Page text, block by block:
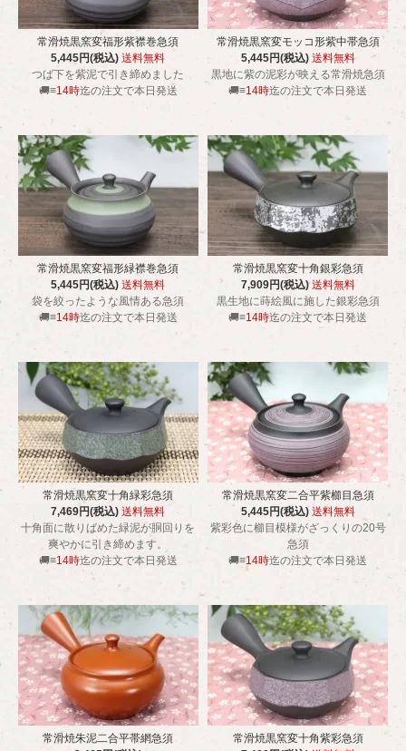
常滑焼黒窯変福形紫襟巻急須
5,445円(税込)送料無料
つば下を紫泥で引き締めました
🚚≡14時迄の注文で本日発送
常滑焼黒窯変モッコ形紫中帯急須
5,445円(税込) 送料無料
黒地に紫の泥彩が映える常滑焼急須
🚚≡14時迄の注文で本日発送
常滑焼黒窯変福形緑襟巻急須
5,445円(税込)送料無料
袋を絞ったような風情ある急須
🚚≡14時迄の注文で本日発送
常滑焼黒窯変十角銀彩急須
7,909円(税込)送料無料
黒生地に蒔絵風に施した銀彩急須
🚚≡14時迄の注文で本日発送
常滑焼黒窯変十角緑彩急須
7,469円(税込)送料無料
十角面に散りばめた緑泥が胴回りを
爽やかに引き締めます。
🚚≡14時迄の注文で本日発送
常滑焼黒窯変二合平紫櫛目急須
5,445円(税込) 送料無料
紫彩色に櫛目模様がざっくりの20号
急須
🚚≡14時迄の注文で本日発送
常滑焼朱泥二合平帯網急須
常滑焼黒窯変十角紫彩急須